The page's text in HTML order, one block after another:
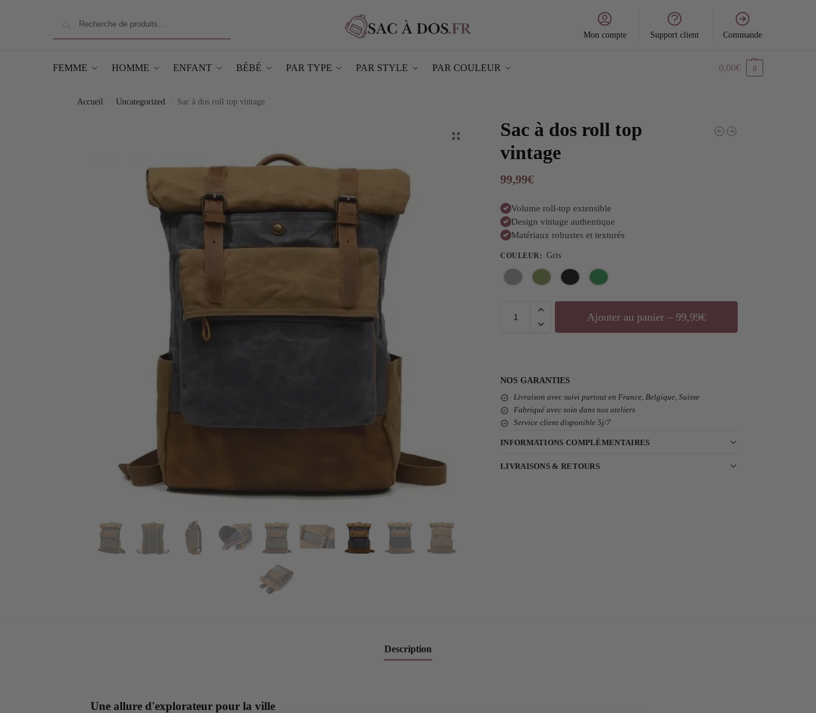
Mon compte Support client Commande
FEMME HOMME ENFANT BÉBÉ PAR TYPE PAR STYLE PAR COULEUR 0,00€ 0
Accueil Uncategorized Sac à dos roll top vintage
Sac à dos roll top
vintage
99,99€
Volume roll-top extensible
Design vintage authentique
Matériaux robustes et texturés
COULEUR: Gris
Ajouter au panier – 99,99€
NOS GARANTIES
Livraison avec suivi partout en France, Belgique, Suisse
Fabriqué avec soin dans nos ateliers
Service client disponible 5j/7
INFORMATIONS COMPLÉMENTAIRES
LIVRAISONS & RETOURS
Description
Une allure d'explorateur pour la ville